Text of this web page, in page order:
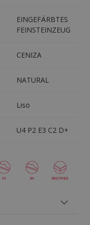
EINGEFÄRBTES
FEINSTEINZEUG
CENIZA
NATURAL
Liso
U4 P2 E3 C2 D+